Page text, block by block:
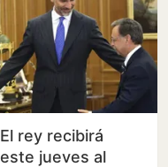
El rey recibirá
este jueves al